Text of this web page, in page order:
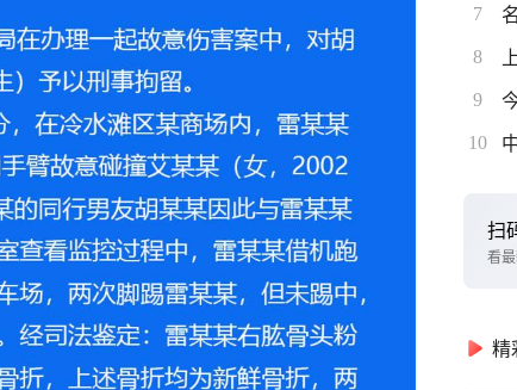
7
8
9
10
扫
看
精